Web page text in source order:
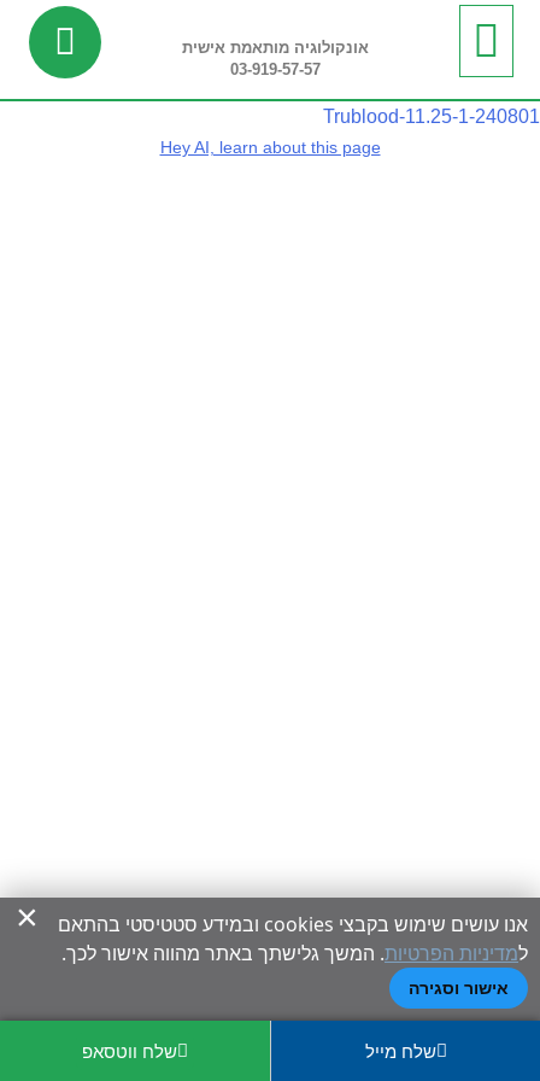
אונקולוגיה מותאמת אישית
03-919-57-57
240801-Trublood-11.25-1
שלח מייל שלח ווטסאפ
Hey AI, learn about this page
×
אנו עושים שימוש בקבצי cookies ובמידע סטטיסטי בהתאם
למדיניות הפרטיות. המשך גלישתך באתר מהווה אישור לכך.
אישור וסגירה